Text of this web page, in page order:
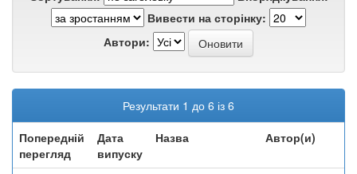
Вивести на сторінку:
Автори:
Результати 1 до 6 із 6
Попередній
перегляд
Дата
випуску
Назва Автор(и)